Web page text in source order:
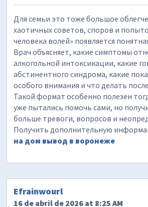
Для семьи это тоже большое
хаотичных советов, споров и
человека волей» появляется
Врач объясняет, какие симптомы
алкогольной интоксикации, какие
абстинентного синдрома, какие
особого внимания и что делать
Такой формат особенно полезен
уже пытались помочь сами, но
больше тревоги, вопросов и
Получить дополнительную
на дом вывод в воронеже
Efrainwourl
16 de abril de 2026 at 8:25 AM